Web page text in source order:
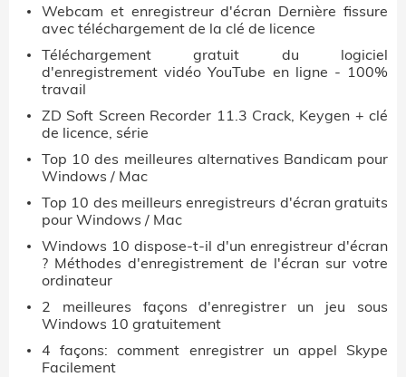
Webcam et enregistreur d'écran Dernière fissure
avec téléchargement de la clé de licence
Téléchargement gratuit du logiciel
d'enregistrement vidéo YouTube en ligne - 100%
travail
ZD Soft Screen Recorder 11.3 Crack, Keygen + clé
de licence, série
Top 10 des meilleures alternatives Bandicam pour
Windows / Mac
Top 10 des meilleurs enregistreurs d'écran gratuits
pour Windows / Mac
Windows 10 dispose-t-il d'un enregistreur d'écran
? Méthodes d'enregistrement de l'écran sur votre
ordinateur
2 meilleures façons d'enregistrer un jeu sous
Windows 10 gratuitement
4 façons: comment enregistrer un appel Skype
Facilement